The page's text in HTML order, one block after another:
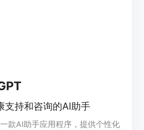
支持和咨询的AI助手
款AI助手应用程序，提供个性化